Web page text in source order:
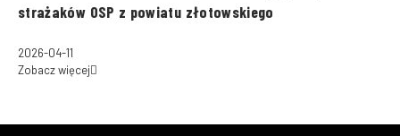
strażaków OSP z powiatu złotowskiego
2026-04-11
Zobacz więcej